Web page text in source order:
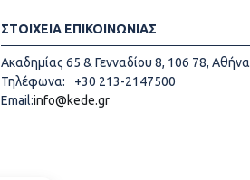
ΣΤΟΙΧΕΙΑ ΕΠΙΚΟΙΝΩΝΙΑΣ
Ακαδημίας 65 & Γενναδίου 8, 106 78, Αθήνα
Τηλέφωνα:
+30 213-2147500
Email:info@kede.gr